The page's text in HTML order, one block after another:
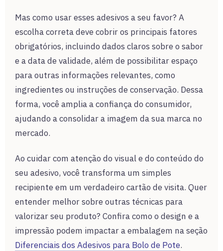
Mas como usar esses adesivos a seu favor? A
escolha correta deve cobrir os principais fatores
obrigatórios, incluindo dados claros sobre o sabor
e a data de validade, além de possibilitar espaço
para outras informações relevantes, como
ingredientes ou instruções de conservação. Dessa
forma, você amplia a confiança do consumidor,
ajudando a consolidar a imagem da sua marca no
mercado.
Ao cuidar com atenção do visual e do conteúdo do
seu adesivo, você transforma um simples
recipiente em um verdadeiro cartão de visita. Quer
entender melhor sobre outras técnicas para
valorizar seu produto? Confira como o design e a
impressão podem impactar a embalagem na seção
Diferenciais dos Adesivos para Bolo de Pote.